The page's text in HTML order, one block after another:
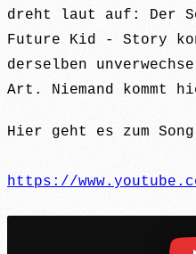
dreht laut auf: Der
Future Kid - Story
derselben
Art. Niemand kommt
Hier geht es zum
https://